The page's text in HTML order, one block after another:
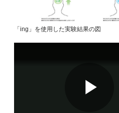
「ing」を使用した実験結果の図